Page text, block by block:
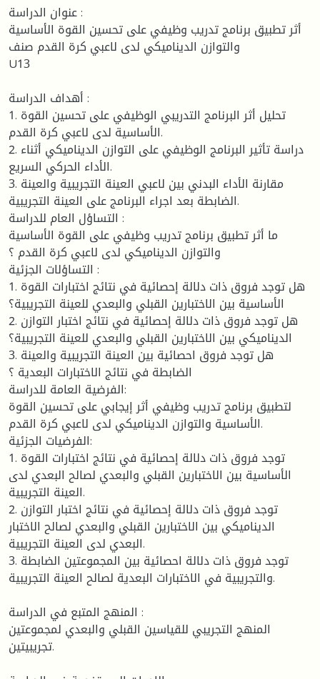
عنوان الدراسة :
أثر تطبيق برنامج تدريب وظيفي على تحسين القوة الأساسية
والتوازن الديناميكي لدى لاعبي كرة القدم صنف
U13
أهداف الدراسة :
1. تحليل أثر البرنامج التدريبي الوظيفي على تحسين القوة
الأساسية لدى لاعبي كرة القدم.
2. دراسة تأثير البرنامج الوظيفي على التوازن الديناميكي أثناء
الأداء الحركي السريع.
3. مقارنة الأداء البدني بين لاعبي العينة التجريبية والعينة
الضابطة بعد اجراء البرنامج على العينة التجريبية.
التساؤل العام للدراسة :
ما أثر تطبيق برنامج تدريب وظيفي على القوة الأساسية
والتوازن الديناميكي لدى لاعبي كرة القدم ؟
التساؤلات الجزئية :
1. هل توجد فروق ذات دلالة إحصائية في نتائج اختبارات القوة
الأساسية بين الاختبارين القبلي والبعدي للعينة التجريبية؟
2. هل توجد فروق ذات دلالة إحصائية في نتائج اختبار التوازن
الديناميكي بين الاختبارين القبلي والبعدي للعينة التجريبية؟
3. هل توجد فروق احصائية بين العينة التجريبية والعينة
الضابطة في نتائج الاختبارات البعدية ؟
الفرضية العامة للدراسة:
لتطبيق برنامج تدريب وظيفي أثر إيجابي على تحسين القوة
الأساسية والتوازن الديناميكي لدى لاعبي كرة القدم.
الفرضيات الجزئية:
1. توجد فروق ذات دلالة إحصائية في نتائج اختبارات القوة
الأساسية بين الاختبارين القبلي والبعدي لصالح البعدي لدى
العينة التجريبية.
2. توجد فروق ذات دلالة إحصائية في نتائج اختبار التوازن
الديناميكي بين الاختبارين القبلي والبعدي لصالح الاختبار
البعدي لدى العينة التجريبية.
3. توجد فروق ذات دلالة احصائية بين المجموعتين الضابطة
والتجريبية في الاختبارات البعدية لصالح العينة التجريبية.
المنهج المتبع في الدراسة :
المنهج التجريبي للقياسين القبلي والبعدي لمجموعتين
تجريبيتين.